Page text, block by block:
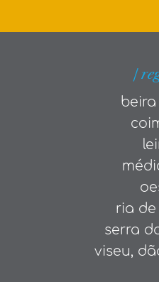
|
ria de
serra
viseu,